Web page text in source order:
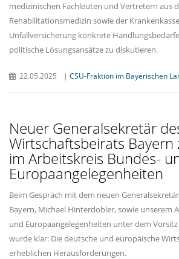
medizinischen Fachleuten und Vertretern aus
Rehabilitationsmedizin sowie der
Unfallversicherung konkrete
politische Lösungsansätze zu diskutieren.
22.05.2025 | CSU-Fraktion im Bayerischen
Neuer Generalsekretär
Wirtschaftsbeirats Bayern
im Arbeitskreis Bundes-
Europaangelegenheiten
Beim Gespräch mit dem neuen
Bayern, Michael Hinterdobler, sowie unserem
und Europaangelegenheiten unter dem
wurde klar: Die deutsche und europäische
erheblichen Herausforderungen.